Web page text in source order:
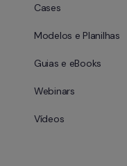
Cases
Modelos e Planilhas
Guias e eBooks
Webinars
Vídeos